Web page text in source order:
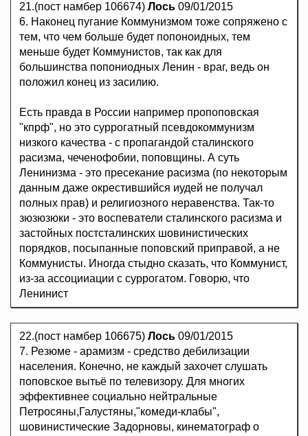
21.(пост намбер 106674) Лось 09/01/2015
6. Наконец пугание Коммунизмом тоже сопряжено с
тем, что чем больше будет попоноидных, тем
меньше будет Коммунистов, так как для
большинства попониодных Ленин - враг, ведь он
положил конец из засилию.
Есть правда в России например пропоповская
"кпрф", но это суррогатный псевдокоммунизм
низкого качества - с пропагандой сталинского
расизма, чеченофобии, поповщины. А суть
Ленинизма - это пресекание расизма (по некоторым
данным даже окрестившийся иудей не получал
полных прав) и религиозного неравенства. Так-то
зюзюзюки - это воспеватели сталинского расизма и
застойных постсталинских шовинистических
порядков, посыпанные поповский приправой, а не
Коммунисты. Иногда стыдно сказать, что Коммунист,
из-за ассоцииации с суррогатом. Говорю, что
Ленинист
22.(пост намбер 106675) Лось 09/01/2015
7. Резюме - арамизм - средство дебилизации
населения. Конечно, не каждый захочет слушать
поповское вытьё по телевизору. Для многих
эффективнее социально нейтральные
Петросяны,Галустяны,"комеди-клабы",
шовинистические Задорновы, кинематограф о